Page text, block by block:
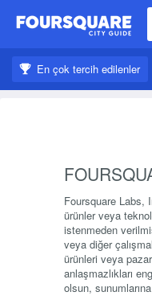
En çok tercih edilenler
Foursquare Labs,
ürünler veya
istenmeden
veya diğer
ürünleri veya
anlaşmazlıkları
olsun,